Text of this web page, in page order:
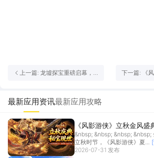
上一篇: 龙墟探宝重磅启幕，
下一篇: 《
最新应用资讯最新应用攻略
《风影游侠》立秋金风盛
统重磅上线
&nbsp; &nbsp; &nbsp; &nbsp;
立秋时节，《风影游侠》夏...
2026-07-31 发布